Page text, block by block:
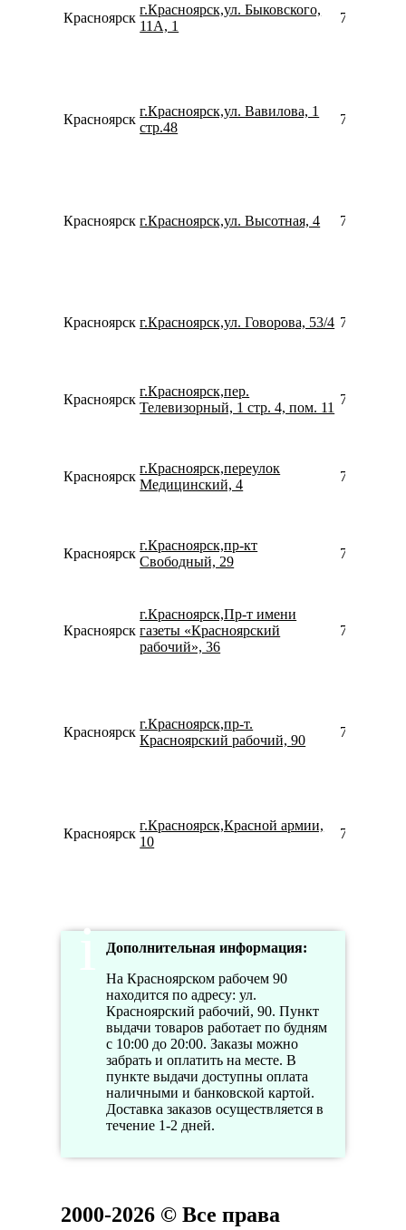
Красноярск
г.Красноярск,ул. Быковского,
11А, 1
Красноярск
г.Красноярск,ул. Вавилова, 1
стр.48
Красноярск г.Красноярск,ул. Высотная, 4
Красноярск г.Красноярск,ул. Говорова, 53/4
Красноярск
г.Красноярск,пер.
Телевизорный, 1 стр. 4, пом. 11
Красноярск
г.Красноярск,переулок
Медицинский, 4
Красноярск
г.Красноярск,пр-кт
Свободный, 29
Красноярск
г.Красноярск,Пр-т имени
газеты «Красноярский
рабочий», 36
Красноярск
г.Красноярск,пр-т.
Красноярский рабочий, 90
Красноярск
г.Красноярск,Красной армии,
10
Дополнительная информация:
На Красноярском рабочем 90
находится по адресу: ул.
Красноярский рабочий, 90. Пункт
выдачи товаров работает по будням
с 10:00 до 20:00. Заказы можно
забрать и оплатить на месте. В
пункте выдачи доступны оплата
наличными и банковской картой.
Доставка заказов осуществляется в
течение 1-2 дней.
2000-2026 © Все права